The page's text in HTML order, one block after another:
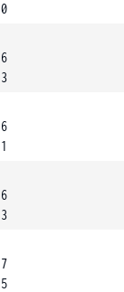
0
6
3
6
1
6
3
7
5